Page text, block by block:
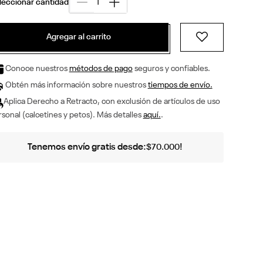
Agregar al carrito
Conoce nuestros métodos de pagoseguros y confiables.
Obtén más información sobre nuestros tiempos de envío.
Aplica Derecho a Retracto, con exclusión de artículos de uso
(calcetines y petos). Más detalles aquí..
Tenemos envío gratis desde:$70.000!